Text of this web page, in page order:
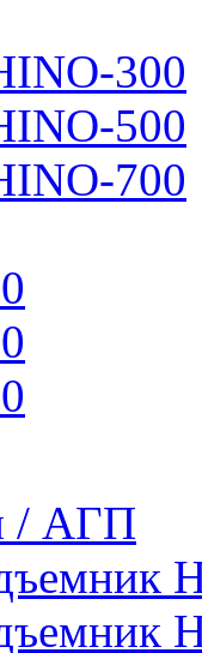
300
500
700
/ АГП